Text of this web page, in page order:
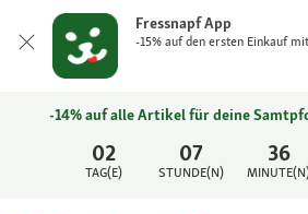
Fressnapf App
-15% auf den ersten Einkauf
02
TAG(E)
07
STUNDE(N)
36
-14% auf alle Artikel für deine